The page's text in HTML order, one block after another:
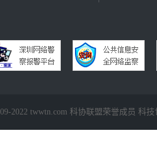
2022 twwtn.com 科协联盟荣誉成员 科